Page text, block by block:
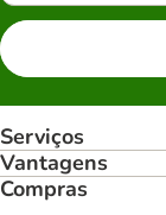
Serviços
Vantagens
Compras